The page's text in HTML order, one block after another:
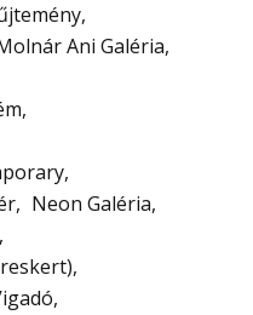
Ani Galéria
Neon Galéria